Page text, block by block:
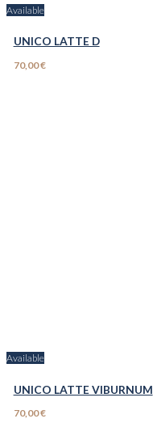
Available
UNICO LATTE D
70,00 €
Available
UNICO LATTE VIBURNUM
70,00 €